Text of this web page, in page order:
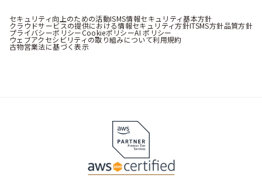
セキュリティ向上のための活動ISMS情報セキュリティ基本方針
クラウドサービスの提供における情報セキュリティ方針ITSMS方針品質方針
プライバシーポリシーCookieポリシーAI ポリシー
ウェブアクセシビリティの取り組みについて利用規約
古物営業法に基づく表示